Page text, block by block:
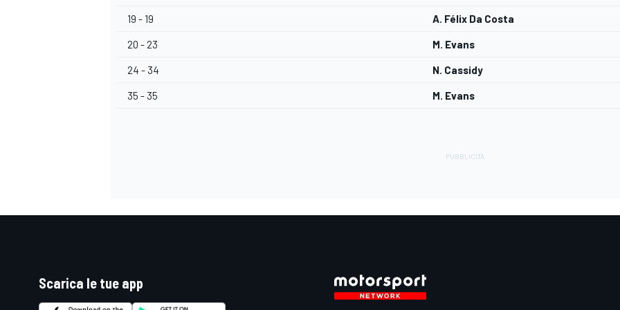
19 - 19 A. Félix Da Costa
20 - 23 M. Evans
24 - 34 N. Cassidy
35 - 35 M. Evans
Scarica le tue app